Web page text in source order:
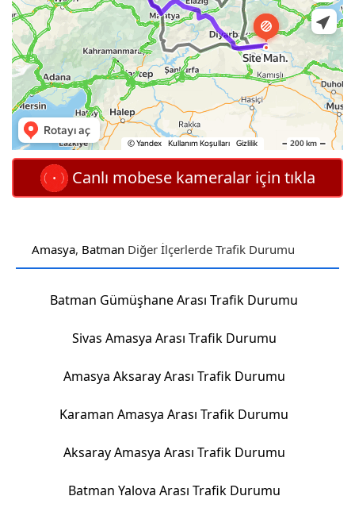
Canlı mobese kameralar için tıkla
Amasya, Batman Diğer İlçerlerde Trafik Durumu
Batman Gümüşhane Arası Trafik Durumu
Sivas Amasya Arası Trafik Durumu
Amasya Aksaray Arası Trafik Durumu
Karaman Amasya Arası Trafik Durumu
Aksaray Amasya Arası Trafik Durumu
Batman Yalova Arası Trafik Durumu